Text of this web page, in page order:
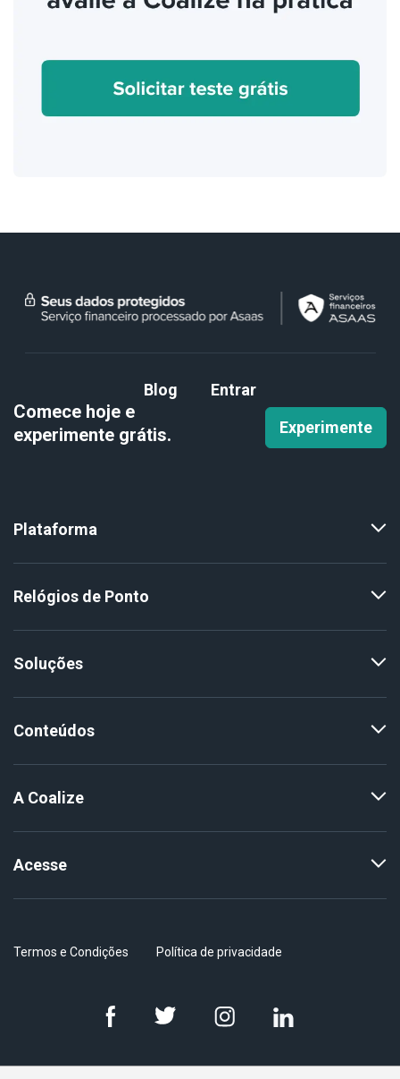
Blog Entrar
Comece hoje e
experimente grátis. Experimente
Plataforma
Relógios de Ponto
Soluções
Conteúdos
A Coalize
Acesse
Termos e Condições Política de privacidade